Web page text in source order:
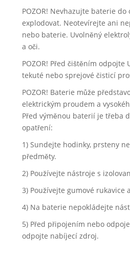
POZOR! Nevhazujte baterie
explodovat. Neotevírejte ani
nebo baterie. Uvolněný
a oči.
POZOR! Před čištěním odpojte
tekuté nebo sprejové čisticí
POZOR! Baterie může
elektrickým proudem a
Před výměnou baterií je třeba
opatření:
1) Sundejte hodinky, prsteny
předměty.
2) Používejte nástroje s
3) Používejte gumové rukavice
4) Na baterie nepokládejte
5) Před připojením nebo
odpojte nabíjecí zdroj.